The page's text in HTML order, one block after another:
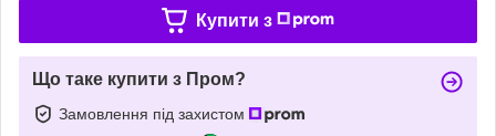
Купити з
Що таке купити з Пром?
Замовлення під захистом